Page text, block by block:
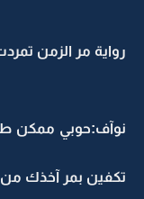
رواية مر الزمن
نوآف:حوبي ممكن
تكفين بمر آخذك